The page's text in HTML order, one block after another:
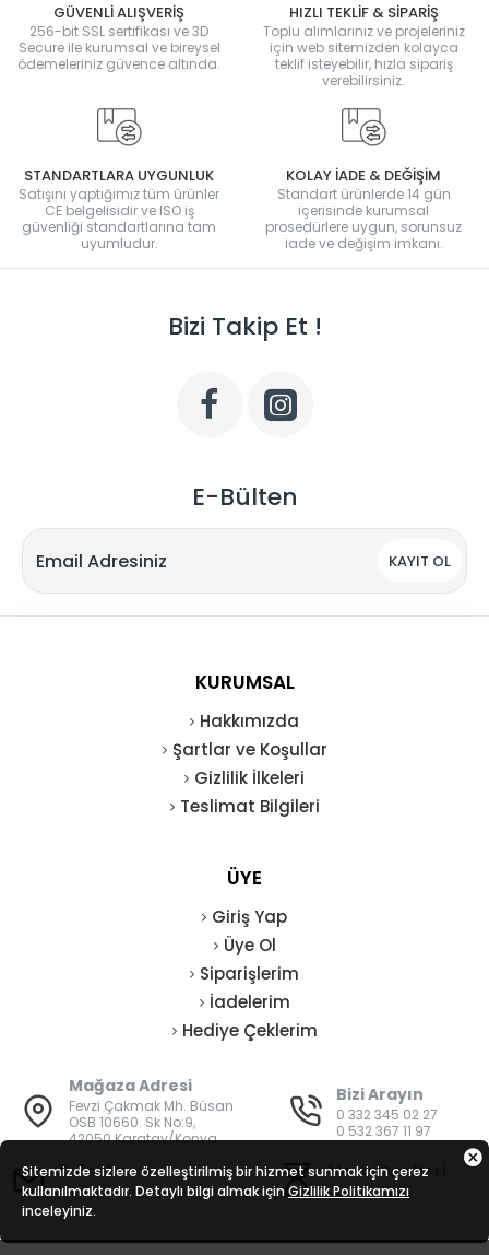
GÜVENLİ ALIŞVERİŞ
256-bit SSL sertifikası ve 3D
Secure ile kurumsal ve bireysel
ödemeleriniz güvence altında.
HIZLI TEKLİF & SİPARİŞ
Toplu alımlarınız ve projeleriniz
için web sitemizden kolayca
teklif isteyebilir, hızla sipariş
verebilirsiniz.
STANDARTLARA UYGUNLUK
Satışını yaptığımız tüm ürünler
CE belgelisidir ve ISO iş
güvenliği standartlarına tam
uyumludur.
KOLAY İADE & DEĞİŞİM
Standart ürünlerde 14 gün
içerisinde kurumsal
prosedürlere uygun, sorunsuz
iade ve değişim imkanı.
Bizi Takip Et !
E-Bülten
KAYIT OL
KURUMSAL
Hakkımızda
Şartlar ve Koşullar
Gizlilik İlkeleri
Teslimat Bilgileri
ÜYE
Giriş Yap
Üye Ol
Siparişlerim
İadelerim
Hediye Çeklerim
Mağaza Adresi
Fevzi Çakmak Mh. Büsan
OSB 10660. Sk No:9,
42050 Karatay/Konya
Bizi Arayın
0 332 345 02 27
0 532 367 11 97
E-Posta
bilgi@vatanisguvenligi.com
Mesai Saatleri
08:00 - 19:00
Sitemizde sizlere özelleştirilmiş bir hizmet sunmak için çerez
kullanılmaktadır. Detaylı bilgi almak için Gizlilik Politikamızı
inceleyiniz.